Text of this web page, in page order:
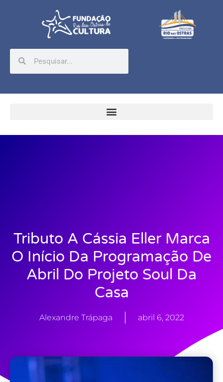
Tributo A Cássia Eller Marca
O Início Da Programação De
Abril Do Projeto Soul Da
Casa
Alexandre Trápaga abril 6, 2022